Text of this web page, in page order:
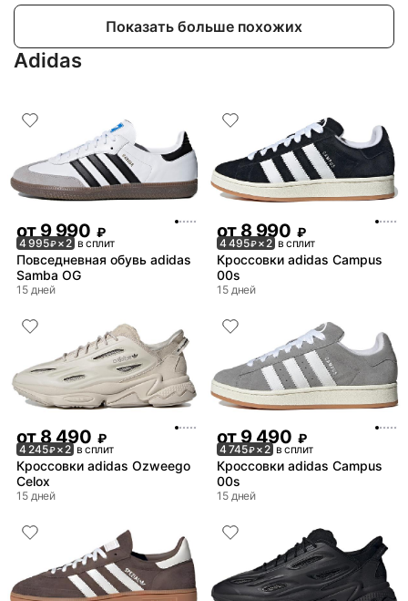
Показать больше похожих
Adidas
от9 990 ₽
4 995₽× 2 в сплит
Повседневная обувь adidas
Samba OG
15 дней
от8 990 ₽
4 495₽× 2 в сплит
Кроссовки adidas Campus
00s
15 дней
от 8 490 ₽
4 245₽× 2 в сплит
Кроссовки adidas Ozweego
Celox
15 дней
от 9 490 ₽
4 745₽× 2 в сплит
Кроссовки adidas Campus
00s
15 дней